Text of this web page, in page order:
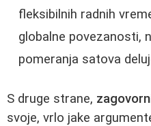
fleksibilnih radnih
globalne povezanosti,
pomeranja satova
S druge strane,
svoje, vrlo jake